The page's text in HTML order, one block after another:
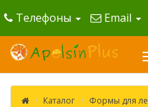
Телефоны Email
Каталог
Формы для